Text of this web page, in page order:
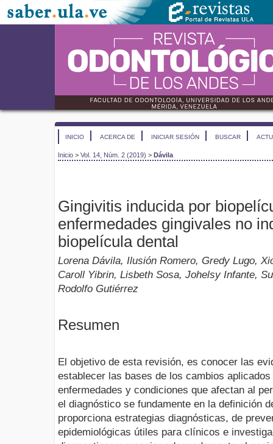
INICIO ACERCA DE INICIAR SESIÓN BUSCAR
Inicio > Vol. 14, Núm. 2 (2019) > Dávila
Gingivitis inducida por
enfermedades gingivales no
biopelícula dental
Lorena Dávila, Ilusión Romero, Gredy Lugo,
Caroll Yibrin, Lisbeth Sosa, Johelsy Infante,
Rodolfo Gutiérrez
Resumen
El objetivo de esta revisión, es conocer las
establecer las bases de los cambios
enfermedades y condiciones que afectan al
el diagnóstico se fundamente en la definición
proporciona estrategias diagnósticas, de
epidemiológicas útiles para clínicos e